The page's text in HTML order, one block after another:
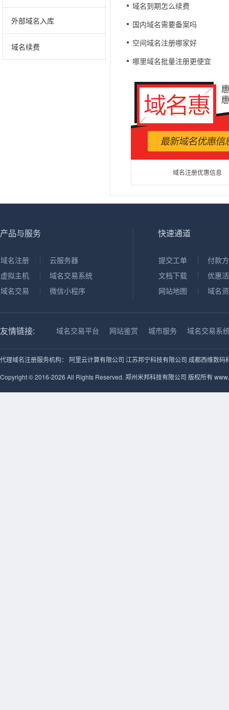
域名到期怎么续费
国内域名需要备案吗
空间域名注册哪家好
哪里域名批量注册更便宜
域名注册优惠信息
外部域名入库
域名续费
产品与服务
域名注册
云服务器
虚拟主机
域名交易系统
域名交易
微信小程序
快速通道
提交工单
付款
文档下载
优惠
网站地图
域名
友情链接: 域名交易平台 网站鉴赏 城市服务 域名交易系
代理域名注册服务机构： 阿里云计算有限公司 江苏邦宁科技有限公司 成都西维数码
Copyright © 2016-2026 All Rights Reserved. 郑州米邦科技有限公司 版权所有